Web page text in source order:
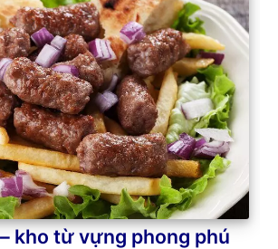
kho từ vựng phong phú